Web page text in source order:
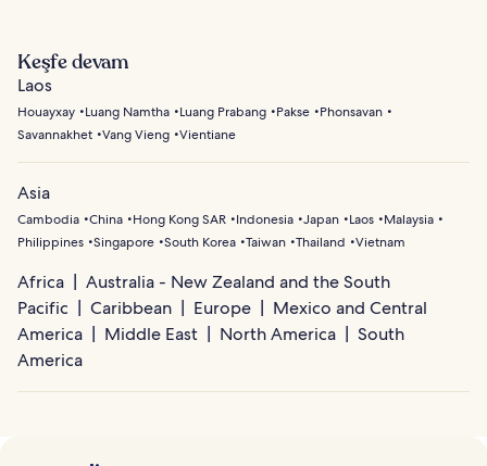
Keşfe devam
Laos
Houayxay Luang Namtha Luang Prabang Pakse
Phonsavan
Savannakhet Vang Vieng Vientiane
Asia
Cambodia China Hong Kong SAR Indonesia Japan Laos
Malaysia
Philippines Singapore South Korea Taiwan Thailand Vietnam
Africa
Australia - New Zealand and the South
Pacific
Caribbean Europe
Mexico and Central
America
Middle East North America
South
America